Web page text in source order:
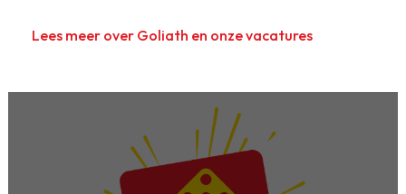
Lees meer over Goliath en onze vacatures